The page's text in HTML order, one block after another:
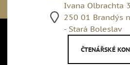
Ivana Olbrachta
250 01 Brandýs
- Stará Boleslav
ČTENÁŘSKÉ